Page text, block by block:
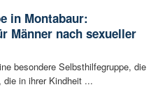
in Montabaur:
Männer nach sexueller
besondere Selbsthilfegruppe, die
in ihrer Kindheit ...